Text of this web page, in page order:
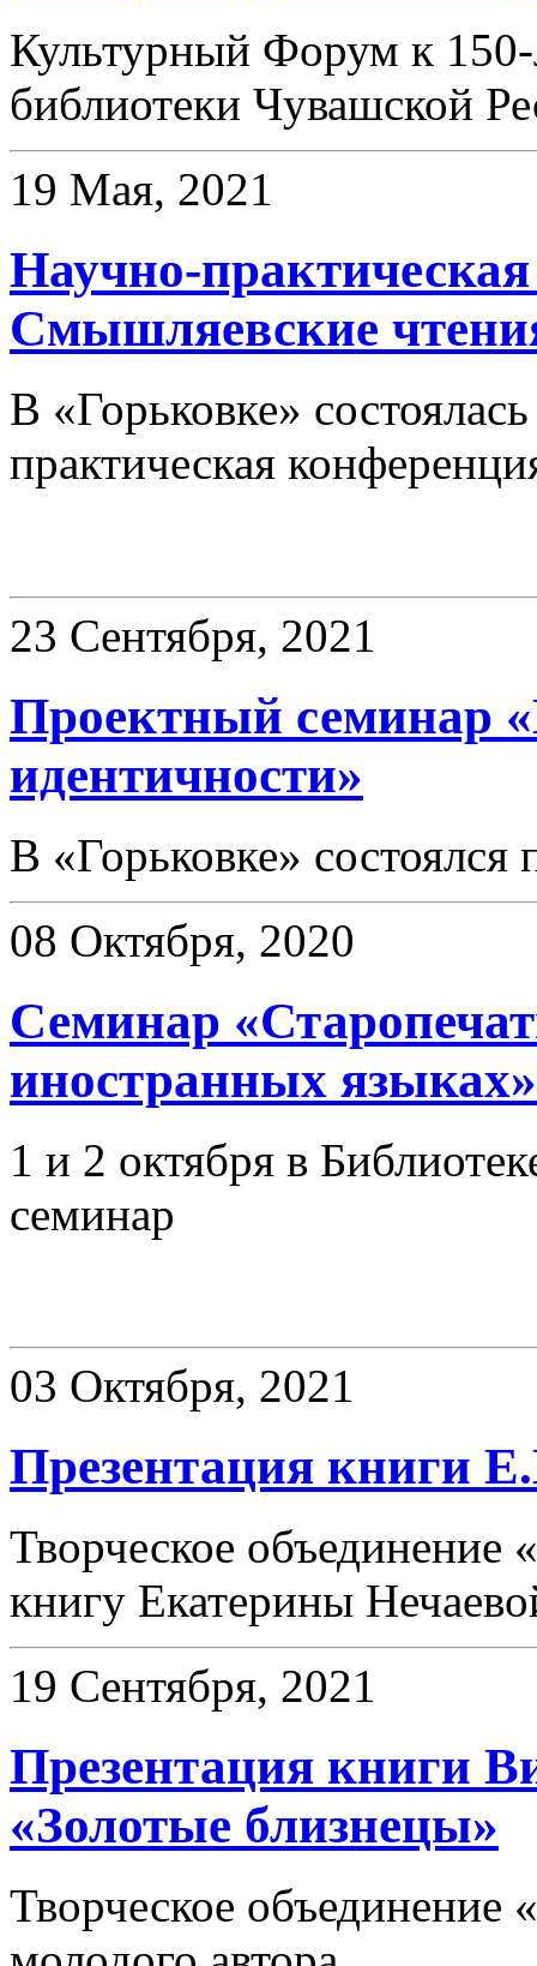
Культурный Форум к
библиотеки Чувашской
19 Мая, 2021
Научно-
Смышляевские
В «Горьковке»
практическая
23 Сентября, 2021
Проектный семинар
идентичности»
В «Горьковке»
08 Октября, 2020
Семинар
иностранных языках»
1 и 2 октября в
семинар
03 Октября, 2021
Презентация книги
Творческое объединение
книгу Екатерины
19 Сентября, 2021
Презентация книги
«Золотые близнецы»
Творческое объединение